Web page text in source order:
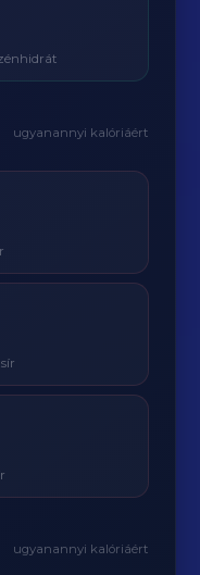
ugyanannyi kalóriáért
ugyanannyi kalóriáért